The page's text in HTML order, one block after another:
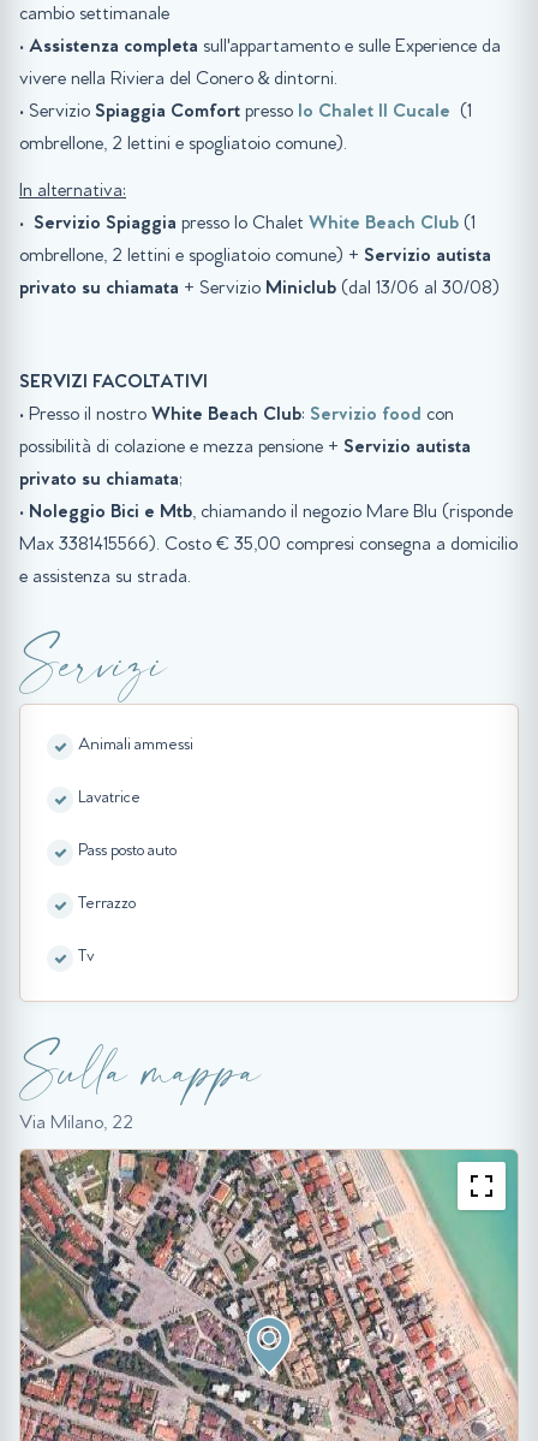
cambio settimanale
• Assistenza completa sull'appartamento e sulle Experience da
vivere nella Riviera del Conero & dintorni.
• Servizio Spiaggia Comfort presso lo Chalet Il Cucale (1
ombrellone, 2 lettini e spogliatoio comune).
In alternativa:
• Servizio Spiaggia presso lo Chalet White Beach Club (1
ombrellone, 2 lettini e spogliatoio comune) + Servizio autista
privato su chiamata + Servizio Miniclub (dal 13/06 al 30/08)
SERVIZI FACOLTATIVI
• Presso il nostro White Beach Club: Servizio food con
possibilità di colazione e mezza pensione + Servizio autista
privato su chiamata;
• Noleggio Bici e Mtb, chiamando il negozio Mare Blu (risponde
Max 3381415566). Costo € 35,00 compresi consegna a domicilio
e assistenza su strada.
Servizi
Animali ammessi
Lavatrice
Pass posto auto
Terrazzo
Tv
Sulla mappa
Via Milano, 22